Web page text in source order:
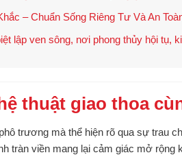
– Chuẩn Sống Riêng Tư Và An
lập ven sông, nơi phong thủy hội tụ,
thuật giao thoa
trương mà thể hiện rõ qua sự trau
tràn viền mang lại cảm giác mở rộng